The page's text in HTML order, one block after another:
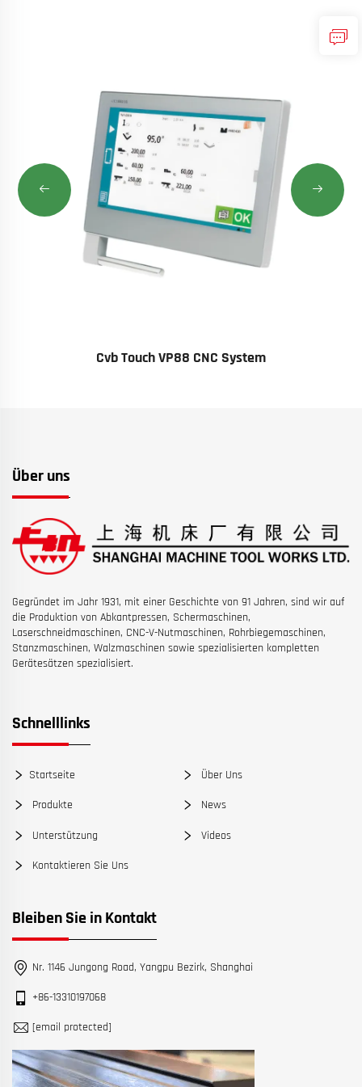
Cvb Touch VP88 CNC System
Über uns
Gegründet im Jahr 1931, mit einer Geschichte von 91 Jahren, sind wir auf
die Produktion von Abkantpressen, Schermaschinen,
Laserschneidmaschinen, CNC-V-Nutmaschinen, Rohrbiegemaschinen,
Stanzmaschinen, Walzmaschinen sowie spezialisierten kompletten
Gerätesätzen spezialisiert.
Schnelllinks
Startseite Über Uns
Produkte News
Unterstützung Videos
Kontaktieren Sie Uns
Bleiben Sie in Kontakt
Nr. 1146 Jungong Road, Yangpu Bezirk, Shanghai
+86-13310197068
[email protected]